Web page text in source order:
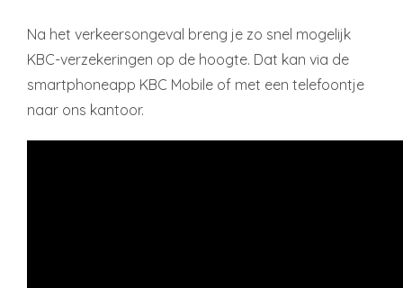
Na het verkeersongeval breng je zo snel mogelijk
KBC-verzekeringen op de hoogte. Dat kan via de
smartphoneapp KBC Mobile of met een telefoontje
naar ons kantoor.